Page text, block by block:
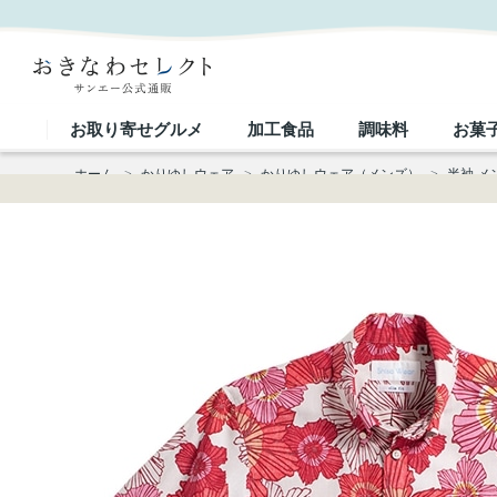
お取り寄せグルメ 加工食品 調味料 お菓
ホーム > かりゆしウェア > かりゆしウェア（メンズ） > 半袖 メ